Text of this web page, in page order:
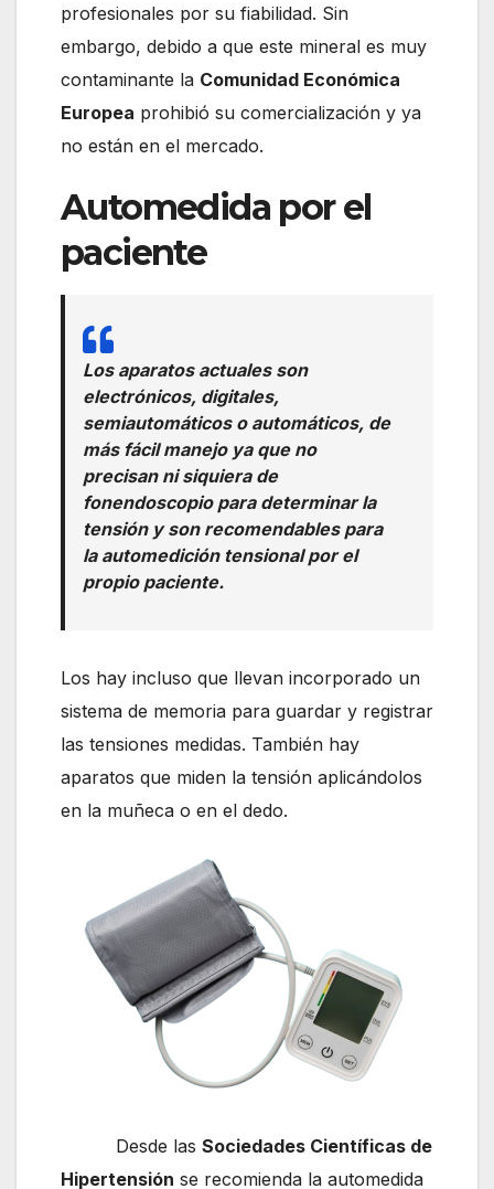
profesionales por su fiabilidad. Sin
embargo, debido a que este mineral es muy
contaminante la Comunidad Económica
Europea prohibió su comercialización y ya
no están en el mercado.
Automedida por el
paciente
Los aparatos actuales son
electrónicos, digitales,
semiautomáticos o automáticos, de
más fácil manejo ya que no
precisan ni siquiera de
fonendoscopio para determinar la
tensión y son recomendables para
la automedición tensional por el
propio paciente.
Los hay incluso que llevan incorporado un
sistema de memoria para guardar y registrar
las tensiones medidas. También hay
aparatos que miden la tensión aplicándolos
en la muñeca o en el dedo.
Desde las Sociedades Científicas de
Hipertensión se recomienda la automedida